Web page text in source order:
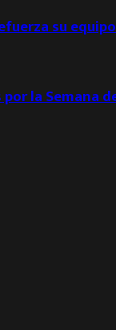
su
la Semana